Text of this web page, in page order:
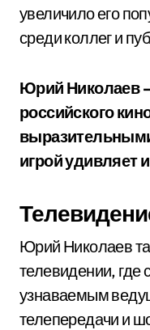
увеличило его
среди коллег и
Юрий Николаев
российского
игрой удивляет
Юрий Николаев
телевидении, где
узнаваемым
телепередачи и